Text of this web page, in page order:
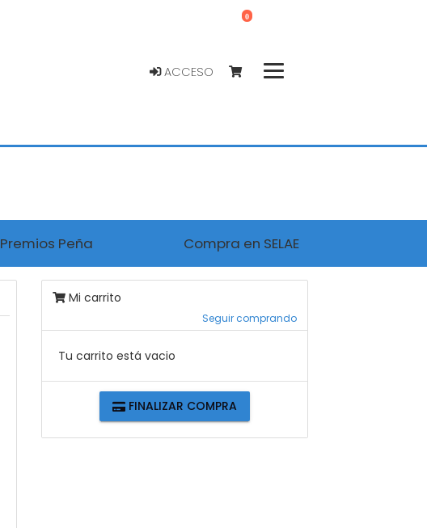
ACCESO
0
Premios Peña Compra en SELAE
Mi carrito
Seguir comprando
Tu carrito está vacio
FINALIZAR COMPRA